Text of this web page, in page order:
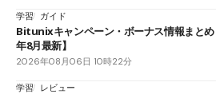
学習 ガイド
Bitunixキャンペーン・ボーナス情報まとめ
年8月最新】
2026年08月06日 10時22分
学習 レビュー